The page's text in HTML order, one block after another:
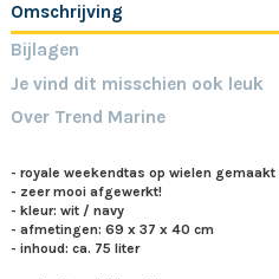
Omschrijving
Bijlagen
Je vind dit misschien ook leuk
Over Trend Marine
- royale weekendtas op wielen gemaakt
- zeer mooi afgewerkt!
- kleur: wit / navy
- afmetingen: 69 x 37 x 40 cm
- inhoud: ca. 75 liter